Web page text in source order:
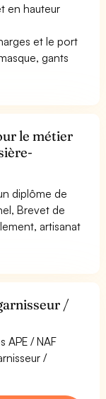
en hauteur
et le port
gants
le métier
diplôme de
Brevet de
artisanat
/
APE / NAF
/